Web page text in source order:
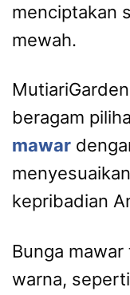
menciptakan
mewah.
beragam
mawar
kepribadian
Bunga
warna,